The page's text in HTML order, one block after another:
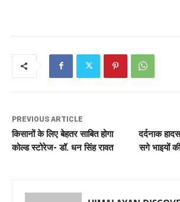
PREVIOUS ARTICLE
किसानों के लिए बेहतर साबित होगा
कोल्ड स्टोरेज- डॉ. धन सिंह रावत
दर्दनाक
सगे भाइयों